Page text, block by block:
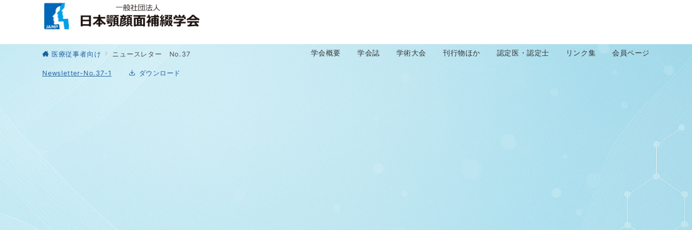
学会概要 学会誌 学術大会 刊行物ほか 認定医・認定士 リンク集 会員ページ
医療従事者向け ニュースレター No.37
Newsletter-No.37-1 ダウンロード